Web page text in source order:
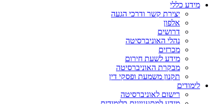
מידע כללי
יצירת קשר ודרכי הגעה
אלפון
דרושים
נהלי האוניברסיטה
מכרזים
מידע לשעת חירום
מבקרת האוניברסיטה
תקנון משמעת ופסקי דין
לימודים
רישום לאוניברסיטה